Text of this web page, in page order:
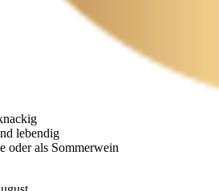
lebendig
oder als Sommerwein